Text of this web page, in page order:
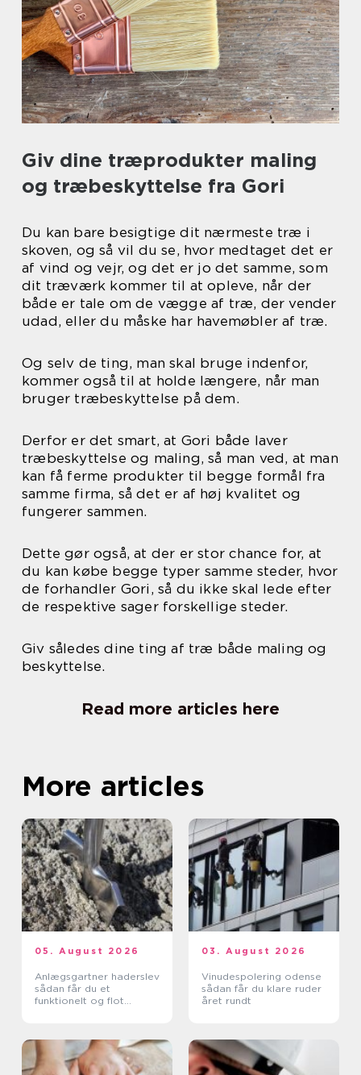
Giv dine træprodukter maling
og træbeskyttelse fra Gori
Du kan bare besigtige dit nærmeste træ i
skoven, og så vil du se, hvor medtaget det er
af vind og vejr, og det er jo det samme, som
dit træværk kommer til at opleve, når der
både er tale om de vægge af træ, der vender
udad, eller du måske har havemøbler af træ.
Og selv de ting, man skal bruge indenfor,
kommer også til at holde længere, når man
bruger træbeskyttelse på dem.
Derfor er det smart, at Gori både laver
træbeskyttelse og maling, så man ved, at man
kan få ferme produkter til begge formål fra
samme firma, så det er af høj kvalitet og
fungerer sammen.
Dette gør også, at der er stor chance for, at
du kan købe begge typer samme steder, hvor
de forhandler Gori, så du ikke skal lede efter
de respektive sager forskellige steder.
Giv således dine ting af træ både maling og
beskyttelse.
Read more articles here
More articles
05. August 2026
Anlægsgartner haderslev
sådan får du et
funktionelt og flot
03. August 2026
Vinudespolering odense
sådan får du klare ruder
året rundt